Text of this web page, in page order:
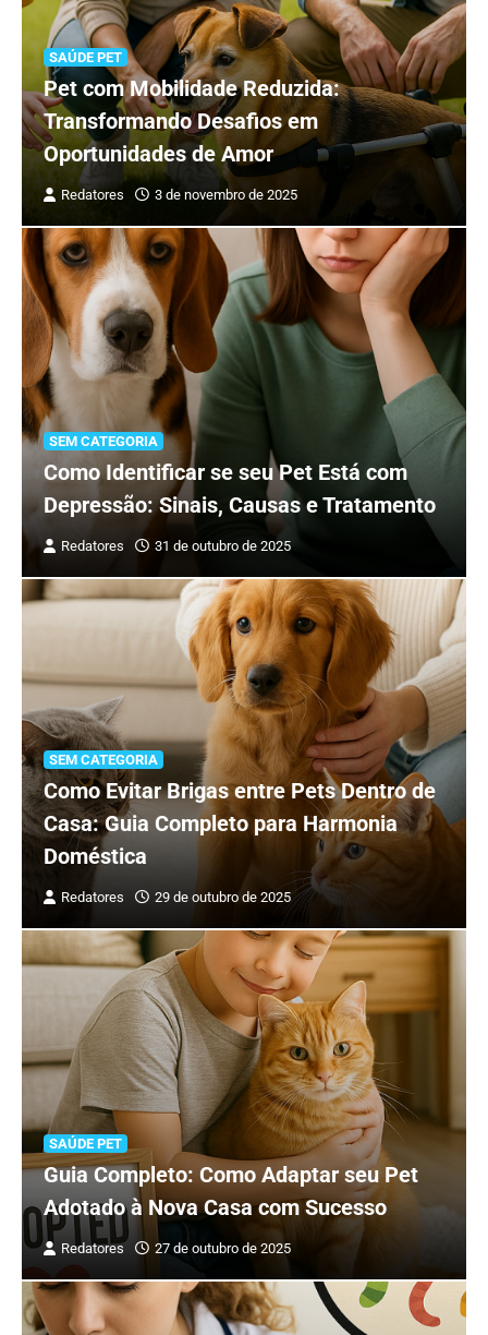
SAÚDE PET
Pet com Mobilidade Reduzida:
Transformando Desafios em
Oportunidades de Amor
Redatores 3 de novembro de 2025
SEM CATEGORIA
Como Identificar se seu Pet Está com
Depressão: Sinais, Causas e Tratamento
Redatores 31 de outubro de 2025
SEM CATEGORIA
Como Evitar Brigas entre Pets Dentro de
Casa: Guia Completo para Harmonia
Doméstica
Redatores 29 de outubro de 2025
SAÚDE PET
Guia Completo: Como Adaptar seu Pet
Adotado à Nova Casa com Sucesso
Redatores 27 de outubro de 2025